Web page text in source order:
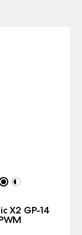
X2 GP-14